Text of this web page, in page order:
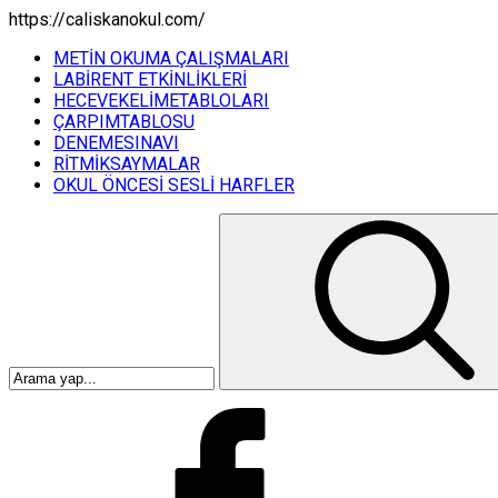
https://caliskanokul.com/
METİN OKUMA ÇALIŞMALARI
LABİRENT ETKİNLİKLERİ
HECEVEKELİMETABLOLARI
ÇARPIMTABLOSU
DENEMESINAVI
RİTMİKSAYMALAR
OKUL ÖNCESİ SESLİ HARFLER